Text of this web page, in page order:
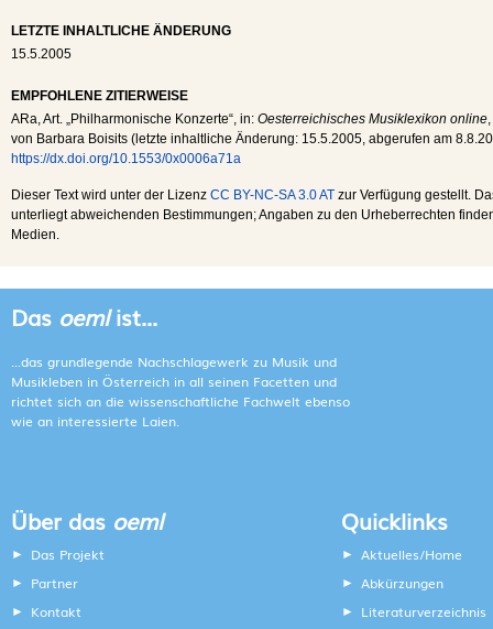
LETZTE INHALTLICHE ÄNDERUNG
15.5.2005
EMPFOHLENE ZITIERWEISE
ARa, Art. „Philharmonische Konzerte“, in: Oesterreichisches Musiklexikon online
von Barbara Boisits (letzte inhaltliche Änderung: 15.5.2005, abgerufen am
https://dx.doi.org/10.1553/0x0006a71a
Dieser Text wird unter der Lizenz CC BY-NC-SA 3.0 AT zur Verfügung gestellt.
unterliegt abweichenden Bestimmungen; Angaben zu den Urheberrechten
Medien.
Das oemlist...
...das grundlegende Nachschlagewerk zu Musik und
Musikleben in Österreich in all seinen Facetten und
richtet sich an die wissenschaftliche Fachwelt ebenso
wie an interessierte Laien.
Über das oeml
Das Projekt
Partner
Kontakt
Quicklinks
Aktuelles/Home
Abkürzungen
Literaturverzeichnis